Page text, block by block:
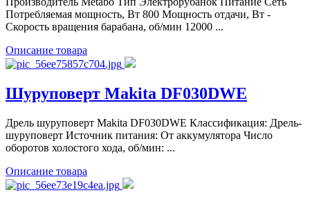
Потребляемая мощность, Вт 800 Мощность отдачи, Вт -
Скорость вращения барабана, об/мин 12000 ...
Описание товара
Шуруповерт Makita DF030DWE
Дрель шуруповерт Makita DF030DWE Классификация: Дрель-
шуруповерт Источник питания: От аккумулятора Число
оборотов холостого хода, об/мин: ...
Описание товара